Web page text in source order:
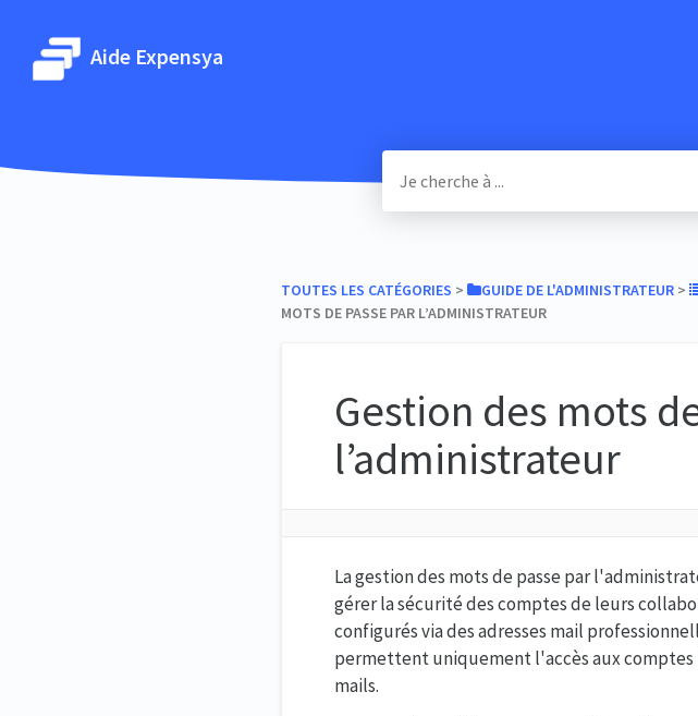
Aide Expensya
TOUTES LES CATÉGORIES ​ > ​ ​GUIDE DE L'ADMINISTRATEUR​ > ​
MOTS DE PASSE PAR L’ADMINISTRATEUR
Gestion des mots
l’administrateur
La gestion des mots de passe par
gérer la sécurité des comptes de leurs
configurés via des adresses mail
permettent uniquement l'accès aux comptes
mails.